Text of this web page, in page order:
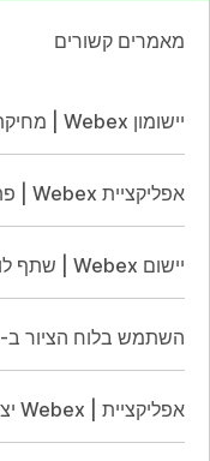
מאמרים קשורים
יישומון Webex | מחיקת לוחות לבנים
אפליקציית Webex | פתיחת לוח לבן בחלל
יישום Webex | שתף לוח עבודה עם אנשים במרחב
השתמש בלוח הציור ב- Board ובסדרת שולחן העבודה
אפליקציית | Webex יצירה וביאור של לוח ציור במרחב